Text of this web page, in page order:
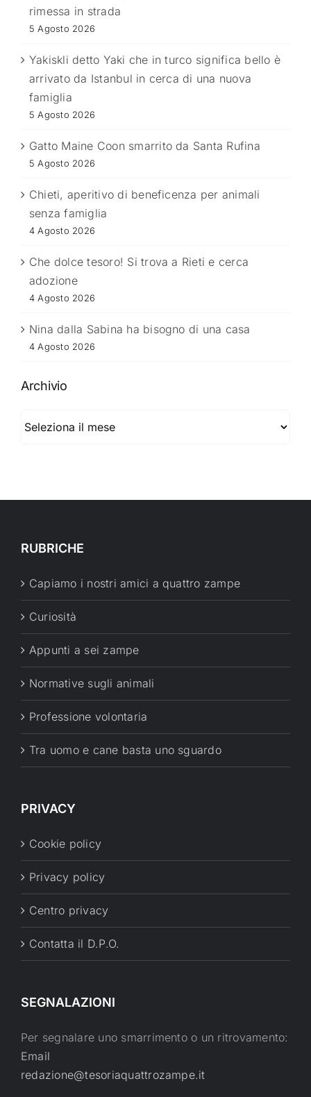
rimessa in strada
5 Agosto 2026
Yakiskli detto Yaki che in turco significa bello è
arrivato da Istanbul in cerca di una nuova
famiglia
5 Agosto 2026
Gatto Maine Coon smarrito da Santa Rufina
5 Agosto 2026
Chieti, aperitivo di beneficenza per animali
senza famiglia
4 Agosto 2026
Che dolce tesoro! Si trova a Rieti e cerca
adozione
4 Agosto 2026
Nina dalla Sabina ha bisogno di una casa
4 Agosto 2026
Archivio
RUBRICHE
Capiamo i nostri amici a quattro zampe
Curiosità
Appunti a sei zampe
Normative sugli animali
Professione volontaria
Tra uomo e cane basta uno sguardo
PRIVACY
Cookie policy
Privacy policy
Centro privacy
Contatta il D.P.O.
SEGNALAZIONI
Per segnalare uno smarrimento o un ritrovamento:
Email
redazione@tesoriaquattrozampe.it